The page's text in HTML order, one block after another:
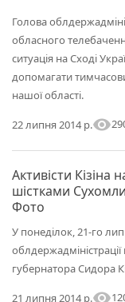
Голова
обласного
ситуація на Сході
допомагати
нашої області.
22 липня 2014 р.visibility
Активісти Кізіна
шістками
Фото
У понеділок, 21-го
губернатора Сидора
21 липня 2014 р.